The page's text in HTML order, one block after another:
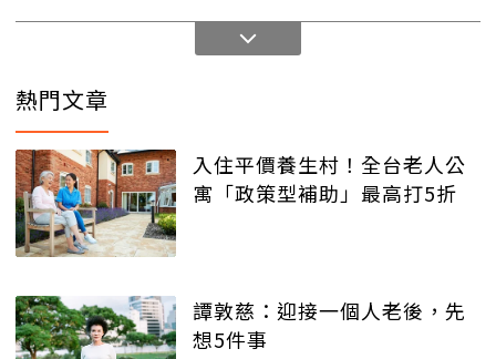
熱門文章
入住平價養生村！全台老人公
寓「政策型補助」最高打5折
譚敦慈：迎接一個人老後，先
想5件事